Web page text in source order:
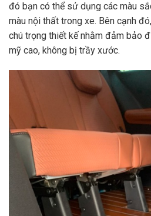
đó bạn có thể sử dụng các màu
màu nội thất trong xe. Bên cạnh
chú trọng thiết kế nhằm đảm bảo
mỹ cao, không bị trầy xước.